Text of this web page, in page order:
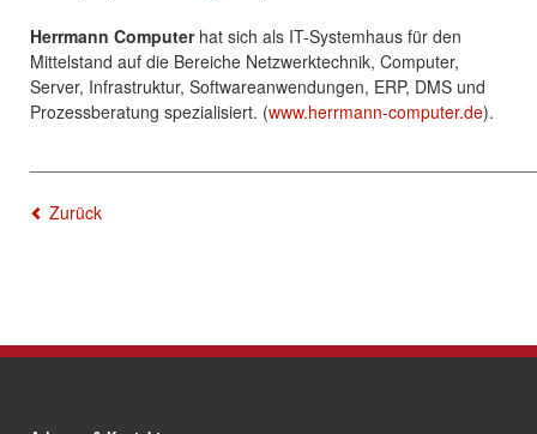
Herrmann Computerhat sich als IT-Systemhaus für den
Mittelstand auf die Bereiche Netzwerktechnik, Computer,
Server, Infrastruktur, Softwareanwendungen, ERP, DMS und
Prozessberatung spezialisiert. (www.herrmann-computer.de).
Zurück